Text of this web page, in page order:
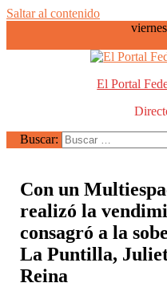
Saltar al contenido
El Portal
Buscar:
Con un
realizó la
consagró a la
La Puntilla,
Reina